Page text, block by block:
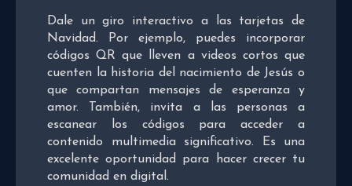
Dale un giro interactivo a las tarjetas de
Navidad. Por ejemplo, puedes incorporar
códigos QR que lleven a videos cortos que
cuenten la historia del nacimiento de Jesús o
que compartan mensajes de esperanza y
amor. También, invita a las personas a
escanear los códigos para acceder a
contenido multimedia significativo. Es una
excelente oportunidad para hacer crecer tu
comunidad en digital.